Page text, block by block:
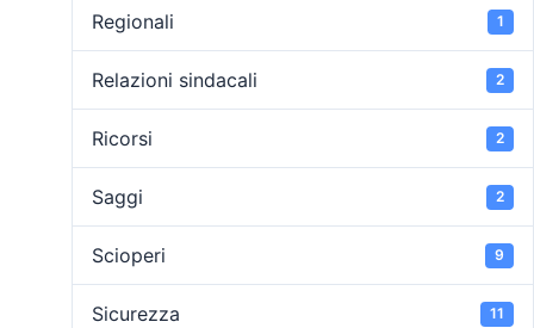
Regionali 1
Relazioni sindacali 2
Ricorsi 2
Saggi 2
Scioperi 9
Sicurezza 11